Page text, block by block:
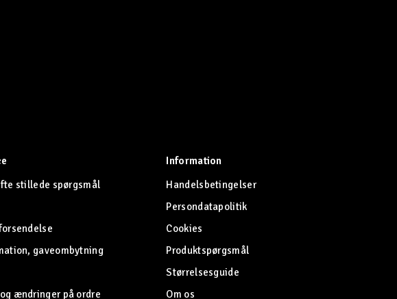
stillede spørgsmål
gaveombytning
ændringer på ordre
Information
Handelsbetingelser
Persondatapolitik
Cookies
Produktspørgsmål
Størrelsesguide
Om os